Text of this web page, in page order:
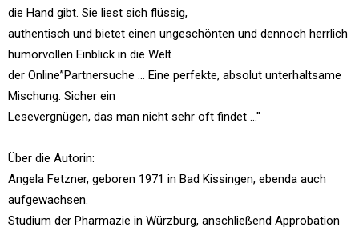
die Hand gibt. Sie liest sich flüssig,
authentisch und bietet einen ungeschönten und dennoch herrlich
humorvollen Einblick in die Welt
der Online”Partnersuche ... Eine perfekte, absolut unterhaltsame
Mischung. Sicher ein
Lesevergnügen, das man nicht sehr oft findet ..."
Über die Autorin:
Angela Fetzner, geboren 1971 in Bad Kissingen, ebenda auch
aufgewachsen.
Studium der Pharmazie in Würzburg, anschließend Approbation